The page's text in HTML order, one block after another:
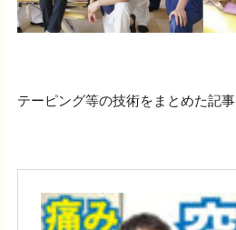
テーピング等の技術をまとめた記事